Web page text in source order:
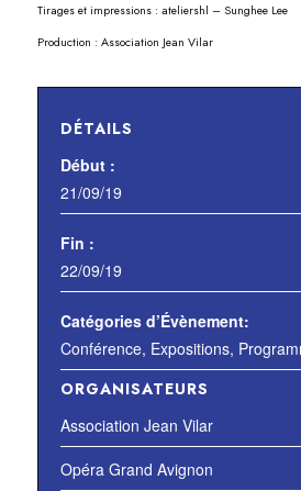
Tirages et impressions : ateliershl – Sunghee Lee
Production : Association Jean Vilar
DÉTAILS
Début :
21/09/19
Fin :
22/09/19
Catégories d’Évènement:
Conférence, Expositions,
ORGANISATEURS
Association Jean Vilar
Opéra Grand Avignon